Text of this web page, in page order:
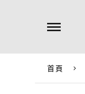
首頁